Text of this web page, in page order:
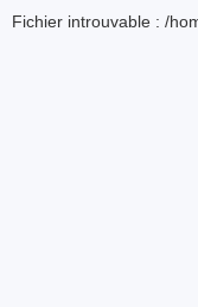
Fichier introuvable : /